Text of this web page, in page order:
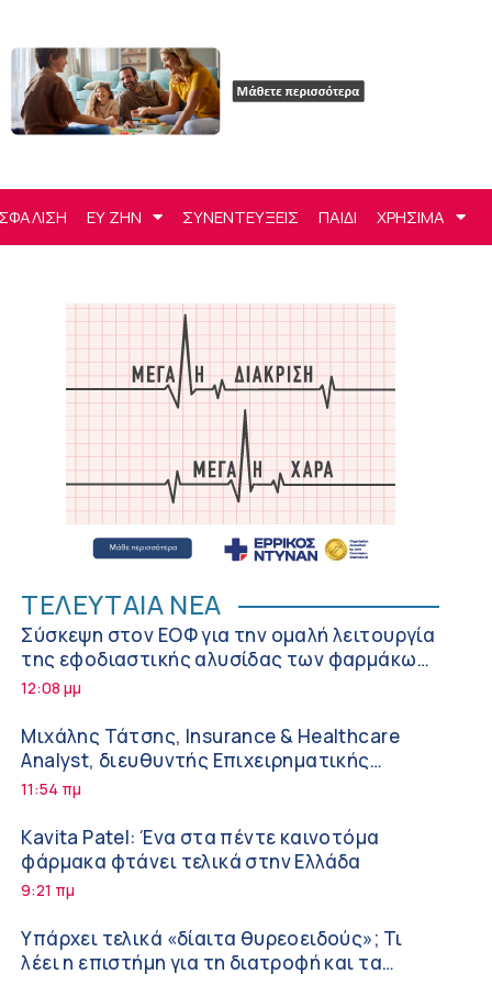
ΕΥ ΖΗΝ ΣΥΝΕΝΤΕΥΞΕΙΣ ΠΑΙΔΙ ΧΡΗΣΙΜΑ
ΤΕΛΕΥΤΑΙΑ ΝΕΑ
Σύσκεψη στον ΕΟΦ για την ομαλή λειτουργία
της εφοδιαστικής αλυσίδας των φαρμάκων
στη διάρκεια του καλοκαιριού
12:08 μμ
Μιχάλης Τάτσης, Insurance & Healthcare
Analyst, διευθυντής Επιχειρηματικής
Ανάπτυξης Ομίλου HHG
11:54 πμ
Kavita Patel: Ένα στα πέντε καινοτόμα
φάρμακα φτάνει τελικά στην Ελλάδα
9:21 πμ
Υπάρχει τελικά «δίαιτα θυρεοειδούς»; Τι
λέει η επιστήμη για τη διατροφή και τα